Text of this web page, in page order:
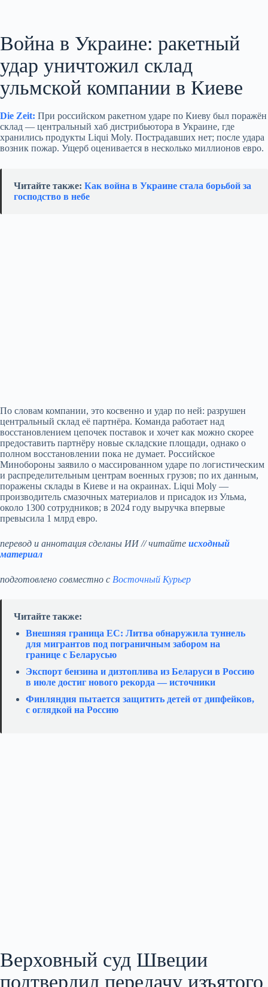
Война в Украине: ракетный
удар уничтожил склад
ульмской компании в Киеве
Die Zeit: При российском ракетном ударе по Киеву был поражён
склад — центральный хаб дистрибьютора в Украине, где
хранились продукты Liqui Moly. Пострадавших нет; после удара
возник пожар. Ущерб оценивается в несколько миллионов евро.
Читайте также: Как война в Украине стала борьбой за
господство в небе
По словам компании, это косвенно и удар по ней: разрушен
центральный склад её партнёра. Команда работает над
восстановлением цепочек поставок и хочет как можно скорее
предоставить партнёру новые складские площади, однако о
полном восстановлении пока не думает. Российское
Минобороны заявило о массированном ударе по логистическим
и распределительным центрам военных грузов; по их данным,
поражены склады в Киеве и на окраинах. Liqui Moly —
производитель смазочных материалов и присадок из Ульма,
около 1300 сотрудников; в 2024 году выручка впервые
превысила 1 млрд евро.
перевод и аннотация сделаны ИИ // читайте исходный
материал
подготовлено совместно с Восточный Курьер
Читайте также:
Внешняя граница ЕС: Литва обнаружила туннель
для мигрантов под пограничным забором на
границе с Беларусью
Экспорт бензина и дизтоплива из Беларуси в Россию
в июле достиг нового рекорда — источники
Финляндия пытается защитить детей от дипфейков,
с оглядкой на Россию
Верховный суд Швеции
подтвердил передачу изъятого